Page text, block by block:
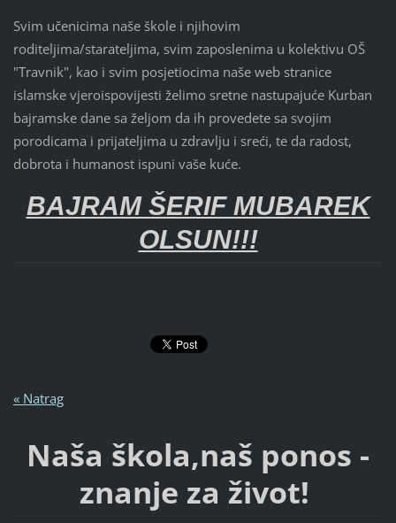
Svim učenicima naše škole i njihovim
roditeljima/starateljima, svim zaposlenima u kolektivu OŠ
"Travnik", kao i svim posjetiocima naše web stranice
islamske vjeroispovijesti želimo sretne nastupajuće Kurban
bajramske dane sa željom da ih provedete sa svojim
porodicama i prijateljima u zdravlju i sreći, te da radost,
dobrota i humanost ispuni vaše kuće.
BAJRAM ŠERIF MUBAREK
OLSUN!!!
« Natrag
Naša škola,naš ponos -
znanje za život!